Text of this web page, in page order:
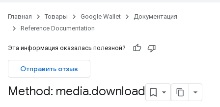
Главная Товары Google Wallet
Документация
Reference Documentation
Эта информация оказалась полезной?
Отправить отзыв
Method: media.download